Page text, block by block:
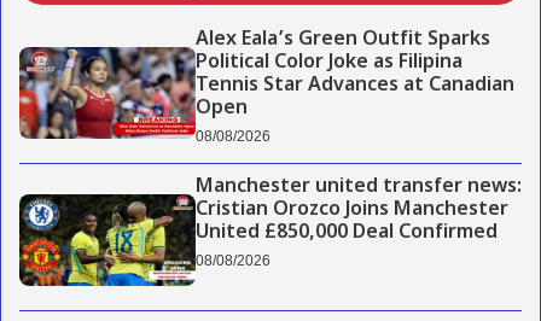
Alex Eala’s Green Outfit Sparks
Political Color Joke as Filipina
Tennis Star Advances at Canadian
Open
08/08/2026
Manchester united transfer news:
Cristian Orozco Joins Manchester
United £850,000 Deal Confirmed
08/08/2026